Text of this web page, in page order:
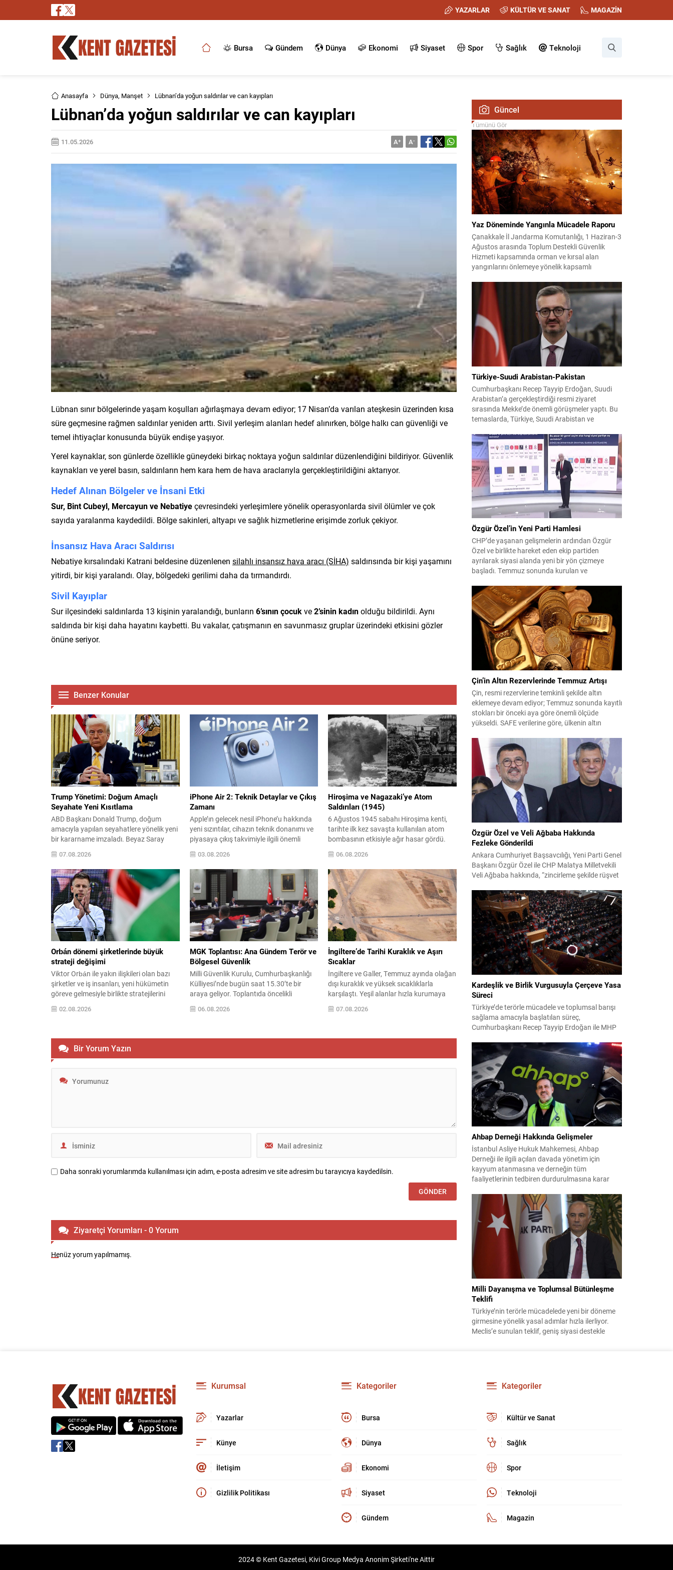
YAZARLAR KÜLTÜR VE SANAT MAGAZİN
Bursa Gündem Dünya Ekonomi Siyaset Spor Sağlık Teknoloji
Anasayfa Dünya, Manşet Lübnan’da yoğun saldırılar ve can kayıpları
Lübnan’da yoğun saldırılar ve can kayıpları
11.05.2026 A+ A-
Lübnan sınır bölgelerinde yaşam koşulları ağırlaşmaya devam ediyor; 17 Nisan’da varılan ateşkesin üzerinden kısa
süre geçmesine rağmen saldırılar yeniden arttı. Sivil yerleşim alanları hedef alınırken, bölge halkı can güvenliği ve
temel ihtiyaçlar konusunda büyük endişe yaşıyor.
Yerel kaynaklar, son günlerde özellikle güneydeki birkaç noktaya yoğun saldırılar düzenlendiğini bildiriyor. Güvenlik
kaynakları ve yerel basın, saldırıların hem kara hem de hava araclarıyla gerçekleştirildiğini aktarıyor.
Hedef Alınan Bölgeler ve İnsani Etki
Sur, Bint Cubeyl, Mercayun ve Nebatiyeçevresindeki yerleşimlere yönelik operasyonlarda sivil ölümler ve çok
sayıda yaralanma kaydedildi. Bölge sakinleri, altyapı ve sağlık hizmetlerine erişimde zorluk çekiyor.
İnsansız Hava Aracı Saldırısı
Nebatiye kırsalındaki Katrani beldesine düzenlenen silahlı insansız hava aracı (SİHA) saldırısında bir kişi yaşamını
yitirdi, bir kişi yaralandı. Olay, bölgedeki gerilimi daha da tırmandırdı.
Sivil Kayıplar
Sur ilçesindeki saldırılarda 13 kişinin yaralandığı, bunların 6’sının çocukve2’sinin kadınolduğu bildirildi. Aynı
saldırıda bir kişi daha hayatını kaybetti. Bu vakalar, çatışmanın en savunmasız gruplar üzerindeki etkisini gözler
önüne seriyor.
Benzer Konular
Trump Yönetimi: Doğum Amaçlı
Seyahate Yeni Kısıtlama
ABD Başkanı Donald Trump, doğum
amacıyla yapılan seyahatlere yönelik yeni
bir kararname imzaladı. Beyaz Saray
açıklamasına göre karar, özellikle turist
vizesiyle gelip ülkede doğum yapmayı
hedefleyen yabancılara karşı
uygulanacak sıkı önlemleri içeriyor. 6
Ağustos 2026 tarihli düzenleme
kapsamında vize başvuruları daha
dikkatli incelenecek; bazı başvuruların
reddedilmesi, mevcut vizelerin iptali
veya...
07.08.2026
iPhone Air 2: Teknik Detaylar ve Çıkış
Zamanı
Apple’ın gelecek nesil iPhone’u hakkında
yeni sızıntılar, cihazın teknik donanımı ve
piyasaya çıkış takvimiyle ilgili önemli
ipuçları veriyor. Sızan bilgiler, modelin
tasarım ve performans tarafında bazı
dikkat çekici değişiklikler içereceğini
gösteriyor. Raporlara göre telefonun
donanımında ve ağ bileşenlerinde
yükseltmeler bulunuyor; ayrıca kamera ve
ekran özellikleri de kullanıcı beklentilerini
karşılayacak şekilde...
03.08.2026
Hiroşima ve Nagazaki’ye Atom
Saldırıları (1945)
6 Ağustos 1945 sabahı Hiroşima kenti,
tarihte ilk kez savaşta kullanılan atom
bombasının etkisiyle ağır hasar gördü.
Şehrin büyük bölümü anında yıkıldı;
binlerce kişi yaşamını yitirirken, çok
sayıda kişi de radyasyonun ve
yaralanmaların yol açtığı uzun süreli
sağlık sorunlarıyla karşılaştı. Üç gün
sonra, 9 Ağustos’ta Nagazaki aynı kaderi
paylaştı: ikinci...
06.08.2026
Orbán dönemi şirketlerinde büyük
strateji değişimi
Viktor Orbán ile yakın ilişkileri olan bazı
şirketler ve iş insanları, yeni hükümetin
göreve gelmesiyle birlikte stratejilerini
yeniden şekillendiriyor. Reuters’ın
aktardığı bilgiye göre bu değişim, ülkedeki
Eski yönetime bağlı milyarderlerin ve
işletmelerin planları, nisan seçimlerinde
iktidarı devralan Péter...
02.08.2026
MGK Toplantısı: Ana Gündem Terör ve
Bölgesel Güvenlik
Milli Güvenlik Kurulu, Cumhurbaşkanlığı
Külliyesi’nde bugün saat 15.30’te bir
araya geliyor. Toplantıda öncelikli
meseleler arasında terörle mücadele ve
sahadaki son gelişmeler yer alıyor.
06.08.2026
İngiltere’de Tarihi Kuraklık ve Aşırı
Sıcaklar
İngiltere ve Galler, Temmuz ayında olağan
dışı kuraklık ve yüksek sıcaklıklarla
karşılaştı. Yeşil alanlar hızla kurumaya
başlarken, toplum ve doğal yaşam su
kıtlığı riskleriyle karşı karşıya kaldı. Met
07.08.2026
Bir Yorum Yazın
Daha sonraki yorumlarımda kullanılması için adım, e-posta adresim ve site adresim bu tarayıcıya kaydedilsin.
Ziyaretçi Yorumları - 0 Yorum
Henüz yorum yapılmamış.
Güncel
Tümünü Gör
Yaz Döneminde Yangınla Mücadele Raporu
Çanakkale İl Jandarma Komutanlığı, 1 Haziran-3
Ağustos arasında Toplum Destekli Güvenlik
Hizmeti kapsamında orman ve kırsal alan
yangınlarını önlemeye yönelik kapsamlı
görev yapan 178 tim ve 742 personel, sahada
aktif olarak halkı bilinçlendirdi ve denetim
faaliyetleri gerçekleştirdi. Faaliyetler esnasında
bin 315 biçerdöver ve balya...
Türkiye-Suudi Arabistan-Pakistan
Cumhurbaşkanı Recep Tayyip Erdoğan, Suudi
Arabistan’a gerçekleştirdiği resmi ziyaret
sırasında Mekke’de önemli görüşmeler yaptı. Bu
temaslarda, Türkiye, Suudi Arabistan ve
birliği çerçevesi oluşturuldu. Ziyaretin en somut
çıktısı, üç ülkenin imza attığı Mekke Ortak
Savunma Anlaşması oldu. Anlaşma; ortak
güvenlik yaklaşımıyla bölgesel barış, istikrar...
Özgür Özel’in Yeni Parti Hamlesi
CHP’de yaşanan gelişmelerin ardından Özgür
Özel ve birlikte hareket eden ekip partiden
ayrılarak siyasi alanda yeni bir yön çizmeye
başladı. Temmuz sonunda kurulan ve
kısa sürede muhalif medyanın gündemine girdi.
Kuruluşun hemen ardından bazı anket sonuçları
kamuoyuna yansıyınca, partinin tabanda karşılık
bulduğu iddiaları gündemi...
Çin’in Altın Rezervlerinde Temmuz Artışı
Çin, resmi rezervlerine temkinli şekilde altın
eklemeye devam ediyor; Temmuz sonunda kayıtlı
stokları bir önceki aya göre önemli ölçüde
yükseldi. SAFE verilerine göre, ülkenin altın
göstererek 76.080.000 ons seviyesine ulaştı. Bu
artış, Çin’in aylık alımlarında yıl içinde dikkat
çeken bir yükselişi temsil ediyor. Temmuz...
Özgür Özel ve Veli Ağbaba Hakkında
Fezleke Gönderildi
Ankara Cumhuriyet Başsavcılığı, Yeni Parti Genel
Başkanı Özgür Özel ile CHP Malatya Milletvekili
Veli Ağbaba hakkında, “zincirleme şekilde rüşvet
Adalet Bakanlığı’na sevk etti. Fezlekeler, 31 Mart
2024 yerel seçimleri ve 4-5 Kasım 2023’teki CHP
38. Olağan Kurultayı sürecine ilişkin iddiaları
kapsıyor. Daha önce Antalya ve İstanbul...
Kardeşlik ve Birlik Vurgusuyla Çerçeve Yasa
Süreci
Türkiye’de terörle mücadele ve toplumsal barışı
sağlama amacıyla başlatılan süreç,
Cumhurbaşkanı Recep Tayyip Erdoğan ile MHP
bir döneme girdi. Yaklaşık iki yıldır devam eden
çalışmaların ardından şimdi sürecin yasal zemini,
12 maddelik bir çerçeve yasa ile şekillendiriliyor.
Bugün komisyonda görüşülecek olan bu yasa
taslağı,...
Ahbap Derneği Hakkında Gelişmeler
İstanbul Asliye Hukuk Mahkemesi, Ahbap
Derneği ile ilgili açılan davada yönetim için
kayyum atanmasına ve derneğin tüm
faaliyetlerinin tedbiren durdurulmasına karar
kararı verilmiş olup son adım doğrudan yönetime
ilişkin bir tedbir niteliği taşıyor. İstanbul Emniyet
Müdürlüğü Mali Suçlarla Mücadele Şube
Müdürlüğü ve İstanbul...
Milli Dayanışma ve Toplumsal Bütünleşme
Teklifi
Türkiye’nin terörle mücadelede yeni bir döneme
girmesine yönelik yasal adımlar hızla ilerliyor.
Meclis’e sunulan teklif, geniş siyasi destekle
verildiğini belirterek, hem siyasi hem de
toplumsal düzeyde önemli bir destek
Kurumsal
Yazarlar
Künye
İletişim
Gizlilik Politikası
Kategoriler
Bursa
Dünya
Ekonomi
Siyaset
Gündem
Kategoriler
Kültür ve Sanat
Sağlık
Spor
Teknoloji
Magazin
2024 © Kent Gazetesi, Kivi Group Medya Anonim Şirketi'ne Aittir